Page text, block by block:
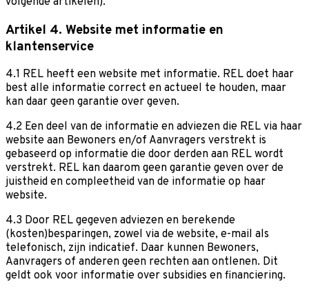
Artikel 4. Website met informatie en
klantenservice
4.1 REL heeft een website met informatie. REL doet haar
best alle informatie correct en actueel te houden, maar
kan daar geen garantie over geven.
4.2 Een deel van de informatie en adviezen die REL via haar
website aan Bewoners en/of Aanvragers verstrekt is
gebaseerd op informatie die door derden aan REL wordt
verstrekt. REL kan daarom geen garantie geven over de
juistheid en compleetheid van de informatie op haar
website.
4.3 Door REL gegeven adviezen en berekende
(kosten)besparingen, zowel via de website, e-mail als
telefonisch, zijn indicatief. Daar kunnen Bewoners,
Aanvragers of anderen geen rechten aan ontlenen. Dit
geldt ook voor informatie over subsidies en financiering.